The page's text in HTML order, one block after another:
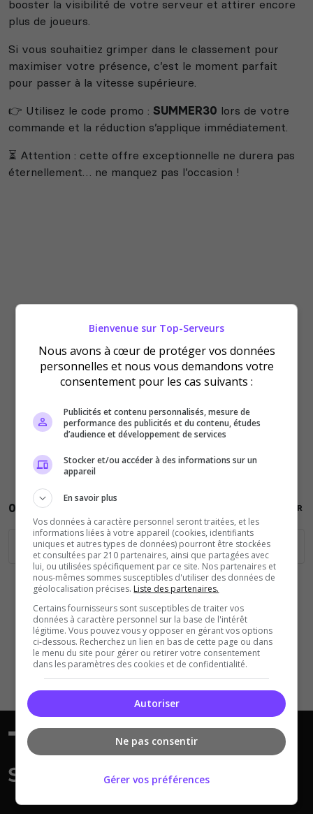
Voir tous les
jeux disponibles
booster la visibilité de votre serveur et attirer encore
plus de joueurs.
Si vous souhaitiez grimper dans le classement pour
maximiser votre présence, c’est le moment parfait
pour passer à la vitesse supérieure.
👉 Utilisez le code promo : SUMMER30 lors de votre
commande et la réduction s’applique immédiatement.
⏳ Attention : cette offre exceptionnelle ne durera pas
éternellement… ne manquez pas l’occasion !
Bienvenue sur Top-Serveurs
Nous avons à cœur de protéger vos données
personnelles et nous vous demandons votre
consentement pour les cas suivants :
Publicités et contenu personnalisés, mesure de
performance des publicités et du contenu, études
d’audience et développement de services
Stocker et/ou accéder à des informations sur un
appareil
En savoir plus
Vos données à caractère personnel seront traitées, et les
informations liées à votre appareil (cookies, identifiants
uniques et autres types de données) pourront être stockées
et consultées par 210 partenaires, ainsi que partagées avec
lui, ou utilisées spécifiquement par ce site. Nos partenaires et
nous-mêmes sommes susceptibles d'utiliser des données de
géolocalisation précises. Liste des partenaires.
Certains fournisseurs sont susceptibles de traiter vos
données à caractère personnel sur la base de l'intérêt
légitime. Vous pouvez vous y opposer en gérant vos options
ci-dessous. Recherchez un lien en bas de cette page ou dans
le menu du site pour gérer ou retirer votre consentement
dans les paramètres des cookies et de confidentialité.
Autoriser
Ne pas consentir
Gérer vos préférences